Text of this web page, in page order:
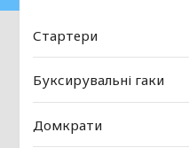
Стартери
Буксирувальні гаки
Домкрати